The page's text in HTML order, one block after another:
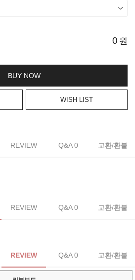
0 원
BUY NOW
WISH LIST
REVIEW Q&A 0 교환/환불
REVIEW Q&A 0 교환/환불
REVIEW Q&A 0 교환/환불